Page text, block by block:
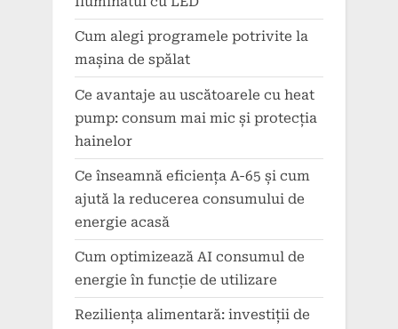
Cum alegi programele potrivite la
mașina de spălat
Ce avantaje au uscătoarele cu heat
pump: consum mai mic și protecția
hainelor
Ce înseamnă eficiența A-65 și cum
ajută la reducerea consumului de
energie acasă
Cum optimizează AI consumul de
energie în funcție de utilizare
Reziliența alimentară: investiții de